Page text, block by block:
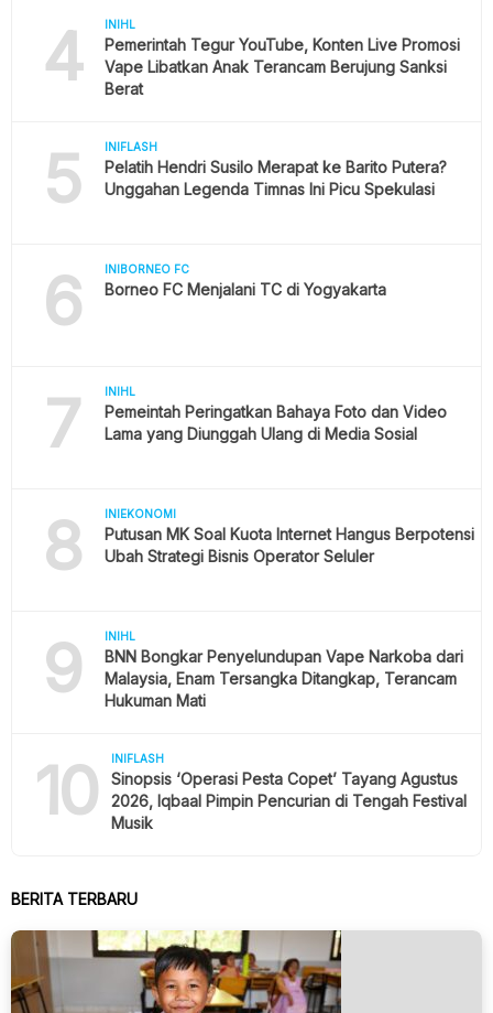
4 INIHL
Pemerintah Tegur YouTube, Konten Live Promosi
Vape Libatkan Anak Terancam Berujung Sanksi
Berat
5 INIFLASH
Pelatih Hendri Susilo Merapat ke Barito Putera?
Unggahan Legenda Timnas Ini Picu Spekulasi
6 INIBORNEO FC
Borneo FC Menjalani TC di Yogyakarta
7 INIHL
Pemeintah Peringatkan Bahaya Foto dan Video
Lama yang Diunggah Ulang di Media Sosial
8 INIEKONOMI
Putusan MK Soal Kuota Internet Hangus Berpotensi
Ubah Strategi Bisnis Operator Seluler
9 INIHL
BNN Bongkar Penyelundupan Vape Narkoba dari
Malaysia, Enam Tersangka Ditangkap, Terancam
Hukuman Mati
10 INIFLASH
Sinopsis ‘Operasi Pesta Copet’ Tayang Agustus
2026, Iqbaal Pimpin Pencurian di Tengah Festival
Musik
BERITA TERBARU